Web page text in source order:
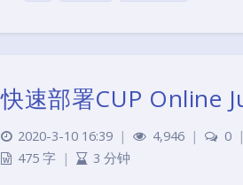
快速部署CUP Online
2020-3-10 16:39 | 4,946 | 0 |
475 字 | 3 分钟